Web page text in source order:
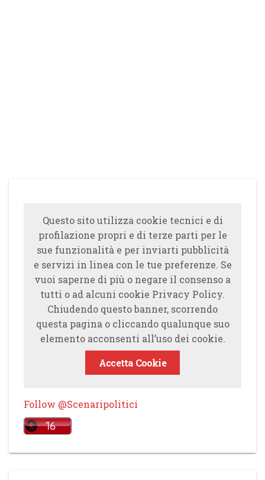
Questo sito utilizza cookie tecnici e di
profilazione propri e di terze parti per le
sue funzionalità e per inviarti pubblicità
e servizi in linea con le tue preferenze. Se
vuoi saperne di più o negare il consenso a
tutti o ad alcuni cookie Privacy Policy.
Chiudendo questo banner, scorrendo
questa pagina o cliccando qualunque suo
elemento acconsenti all’uso dei cookie.
Accetta Cookie
Follow @Scenaripolitici